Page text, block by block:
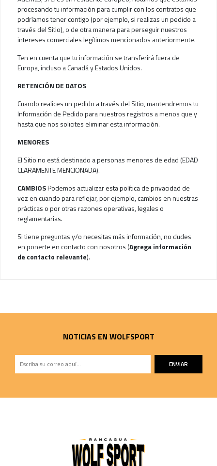
procesando tu información para cumplir con los contratos que
podríamos tener contigo (por ejemplo, si realizas un pedido a
través del Sitio), o de otra manera para perseguir nuestros
intereses comerciales legítimos mencionados anteriormente.
Ten en cuenta que tu información se transferirá fuera de
Europa, incluso a Canadá y Estados Unidos.
RETENCIÓN DE DATOS
Cuando realices un pedido a través del Sitio, mantendremos tu
Información de Pedido para nuestros registros a menos que y
hasta que nos solicites eliminar esta información.
MENORES
El Sitio no está destinado a personas menores de edad (EDAD
CLARAMENTE MENCIONADA).
CAMBIOSPodemos actualizar esta política de privacidad de
vez en cuando para reflejar, por ejemplo, cambios en nuestras
prácticas o por otras razones operativas, legales o
reglamentarias.
Si tiene preguntas y/o necesitas más información, no dudes
en ponerte en contacto con nosotros (Agrega información
de contacto relevante).
NOTICIAS EN WOLFSPORT
ENVIAR